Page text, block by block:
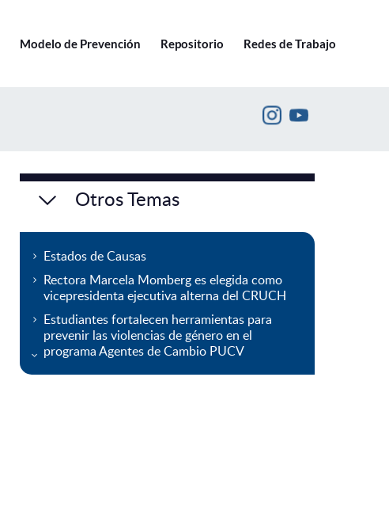
Modelo de Prevención Repositorio Redes de Trabajo
Otros Temas
Estados de Causas
Rectora Marcela Momberg es elegida como
vicepresidenta ejecutiva alterna del CRUCH
Estudiantes fortalecen herramientas para
prevenir las violencias de género en el
programa Agentes de Cambio PUCV